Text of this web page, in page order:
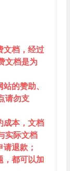
文档，经过
文档是为
的赞助、
请勿支
成本，文档
实际文档
退款；
，都可以加